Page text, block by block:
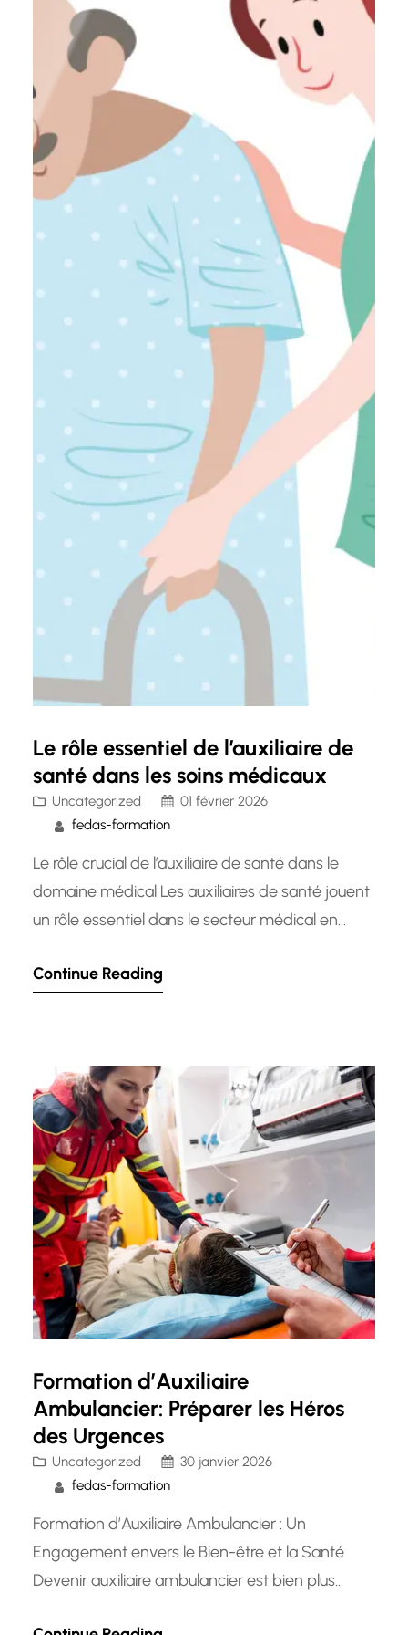
Le rôle essentiel de l’auxiliaire de
santé dans les soins médicaux
Uncategorized
01 février 2026
fedas-formation
Le rôle crucial de l’auxiliaire de santé dans le
domaine médical Les auxiliaires de santé jouent
un rôle essentiel dans le secteur médical en
de la santé et en veillant au bien-être des
contribuant ainsi…
Continue Reading
Formation d’Auxiliaire
Ambulancier: Préparer les Héros
des Urgences
Uncategorized
30 janvier 2026
fedas-formation
Formation d’Auxiliaire Ambulancier : Un
Engagement envers le Bien-être et la Santé
Devenir auxiliaire ambulancier est bien plus